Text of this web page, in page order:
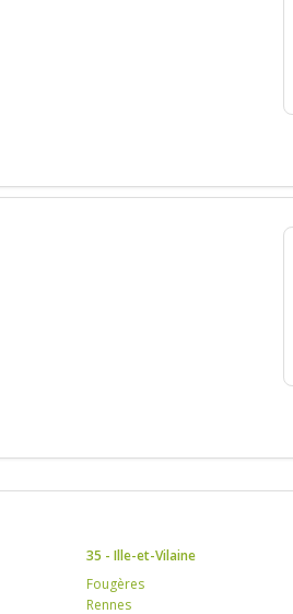
35 - Ille-et-Vilaine
Fougères
Rennes